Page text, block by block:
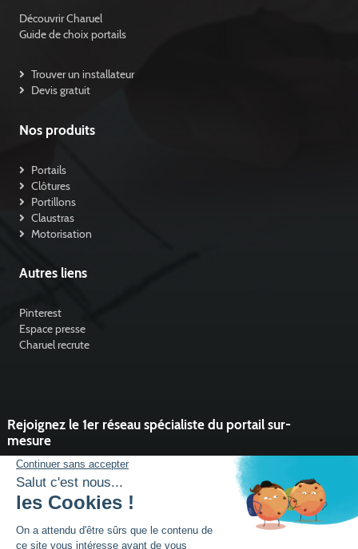
Découvrir Charuel
Guide de choix portails
Trouver un installateur
Devis gratuit
Nos produits
Portails
Clôtures
Portillons
Claustras
Motorisation
Autres liens
Pinterest
Espace presse
Charuel recrute
Rejoignez le 1er réseau spécialiste du portail sur-
mesure
Vous souhaitez développer l'activité portail de votre entreprise ?
Rejoindre un réseau dynamique, avec un service et des outils qui
font la différence ?